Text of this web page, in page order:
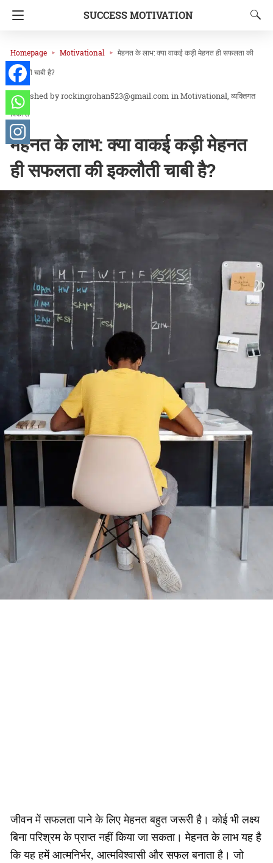
SUCCESS MOTIVATION
Homepage Motivational मेहनत के लाभ: क्या वाकई कड़ी मेहनत ही सफलता की
इकलौती चाबी है?
rockingrohan523@gmail.com inMotivational व्यक्तिगत
विकास
मेहनत के लाभ: क्या वाकई कड़ी मेहनत
ही सफलता की इकलौती चाबी है?
जीवन में सफलता पाने के लिए मेहनत बहुत जरूरी है। कोई भी लक्ष्य
बिना परिश्रम के प्राप्त नहीं किया जा सकता। मेहनत के लाभ यह है
कि यह हमें आत्मनिर्भर, आत्मविश्वासी और सफल बनाता है। जो